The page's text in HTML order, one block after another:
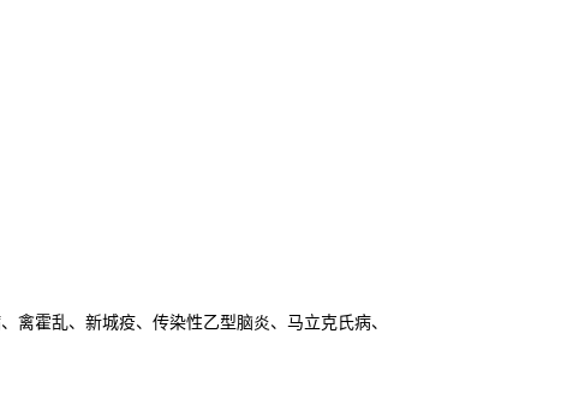
霍乱、新城疫、传染性乙型脑炎、马立克氏病、